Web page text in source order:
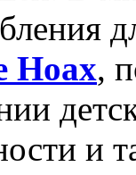
Ноах,
и